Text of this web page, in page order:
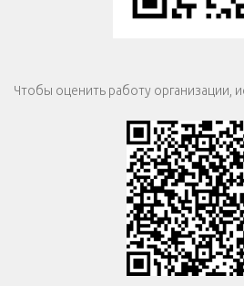
Чтобы оценить работу организации,